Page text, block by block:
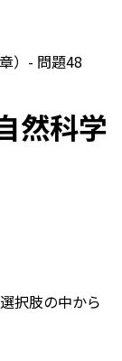
）- 問題48
然科学
択肢の中から